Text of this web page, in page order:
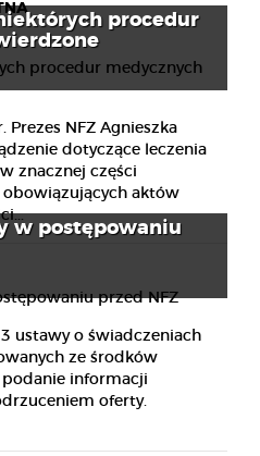
procedur
NFZ Agnieszka
dotyczące leczenia
znacznej części
aktów
w postępowaniu
ustawy o świadczeniach
ze środków
informacji
oferty.